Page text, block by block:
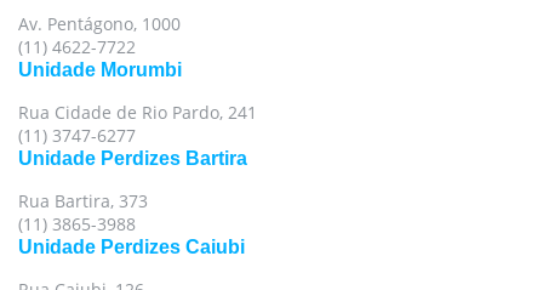
Av. Pentágono, 1000
(11) 4622-7722
Unidade Morumbi
Rua Cidade de Rio Pardo, 241
(11) 3747-6277
Unidade Perdizes Bartira
Rua Bartira, 373
(11) 3865-3988
Unidade Perdizes Caiubi